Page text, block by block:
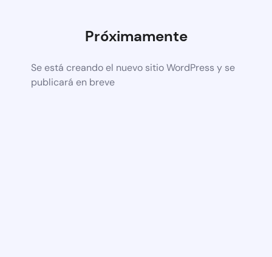
Próximamente
Se está creando el nuevo sitio WordPress y se
publicará en breve